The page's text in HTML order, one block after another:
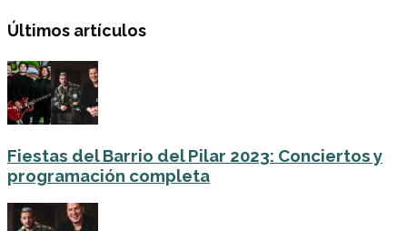
Últimos artículos
Fiestas del Barrio del Pilar 2023: Conciertos y
programación completa